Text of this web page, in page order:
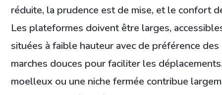
réduite, la prudence est de mise, et le confort
Les plateformes doivent être larges,
situées à faible hauteur avec de préférence
marches douces pour faciliter les
moelleux ou une niche fermée contribue